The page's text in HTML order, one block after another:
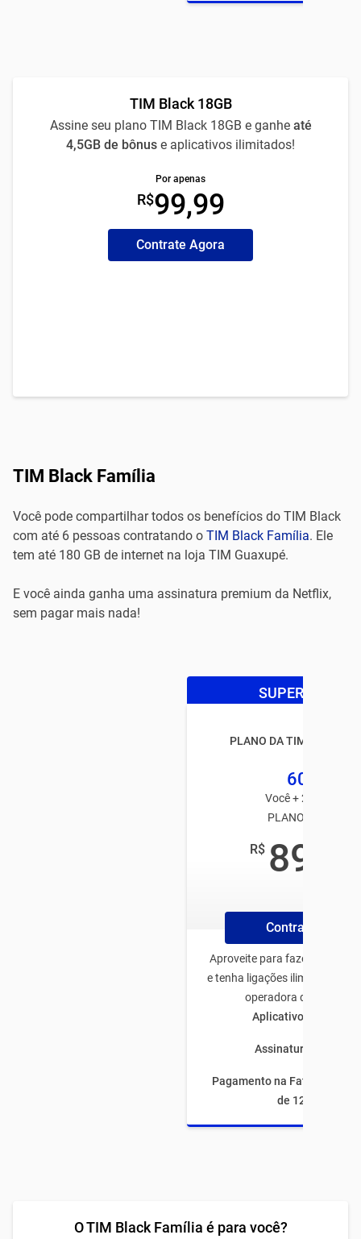
TIM Black 18GB
Assine seu plano TIM Black 18GB e ganhe até
4,5GB de bônus e aplicativos ilimitados!
Por apenas
R$99,99
Contrate Agora
TIM Black Família
Você pode compartilhar todos os benefícios do TIM Black
com até 6 pessoas contratando o TIM Black Família. Ele
tem até 180 GB de internet na loja TIM Guaxupé.
E você ainda ganha uma assinatura premium da Netflix,
sem pagar mais nada!
SUPER OFERTA
PLANO DA TIM BLACK
60GB
Você + 2 usuários
PLANO TIM PÓS
R$ 89
Contrate Plano
Aproveite para fazer o plano
e tenha ligações ilimitadas
operadora de todo
Aplicativos
Assinaturas
Pagamento na Fatura com
de 12 meses
O TIM Black Família é para você?